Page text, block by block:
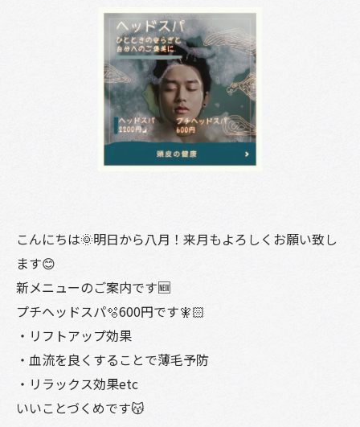
こんにちは🌞明日から八月！来月もよろしくお願い致し
ます😊
新メニューのご案内です🆕
プチヘッドスパ🫧600円です🧚🏻
・リフトアップ効果
・血流を良くすることで薄毛予防
・リラックス効果etc
いいことづくめです😽